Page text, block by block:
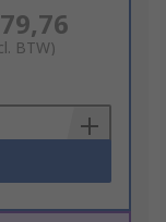
BTW)